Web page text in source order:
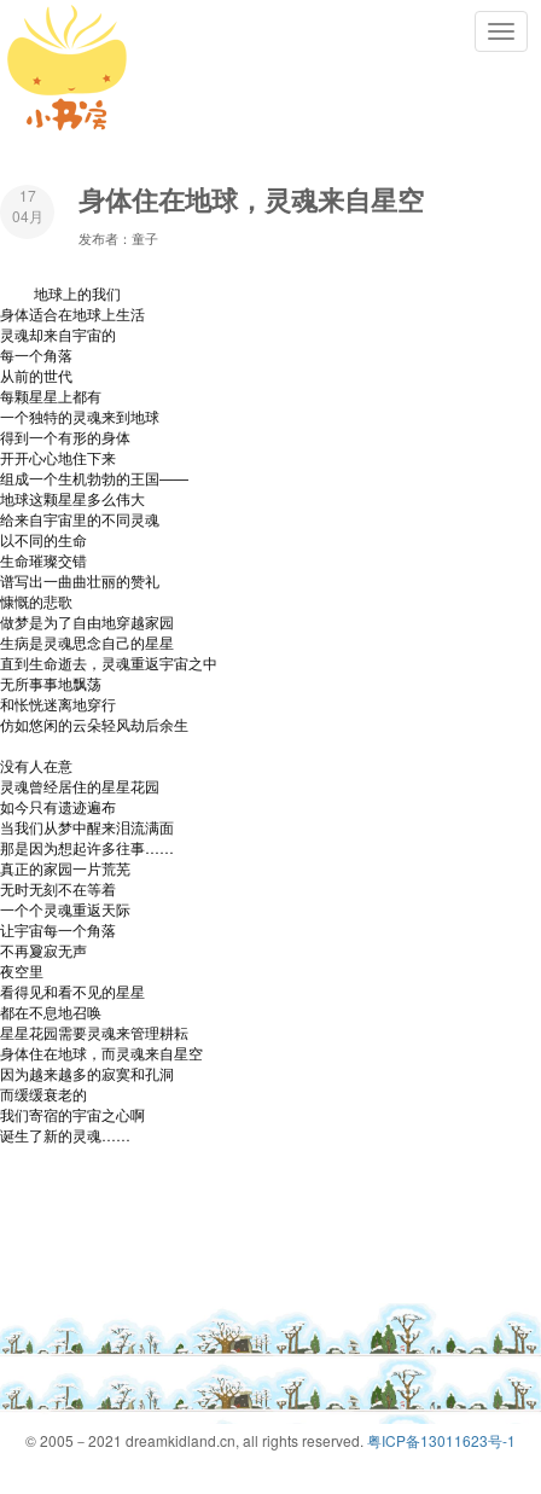
17
04月
身体住在地球，灵魂来自星空
发布者：童子
地球上的我们
身体适合在地球上生活
灵魂却来自宇宙的
每一个角落
从前的世代
每颗星星上都有
一个独特的灵魂来到地球
得到一个有形的身体
开开心心地住下来
组成一个生机勃勃的王国——
地球这颗星星多么伟大
给来自宇宙里的不同灵魂
以不同的生命
生命璀璨交错
谱写出一曲曲壮丽的赞礼
慷慨的悲歌
做梦是为了自由地穿越家园
生病是灵魂思念自己的星星
直到生命逝去，灵魂重返宇宙之中
无所事事地飘荡
和怅恍迷离地穿行
仿如悠闲的云朵轻风劫后余生
没有人在意
灵魂曾经居住的星星花园
如今只有遗迹遍布
当我们从梦中醒来泪流满面
那是因为想起许多往事……
真正的家园一片荒芜
无时无刻不在等着
一个个灵魂重返天际
让宇宙每一个角落
不再夐寂无声
夜空里
看得见和看不见的星星
都在不息地召唤
星星花园需要灵魂来管理耕耘
身体住在地球，而灵魂来自星空
因为越来越多的寂寞和孔洞
而缓缓衰老的
我们寄宿的宇宙之心啊
诞生了新的灵魂……
© 2005－2021 dreamkidland.cn, all rights reserved. 粤ICP备13011623号-1